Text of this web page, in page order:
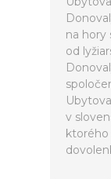
na hory
od
v
ktorého